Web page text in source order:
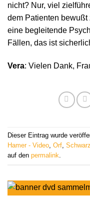
nicht? Nur, viel
dem Patienten
eine begleitende
Fällen, das ist
Vera: Vielen Dank,
Dieser Eintrag wurde
Hamer - Video, Orf,
auf den permalink.